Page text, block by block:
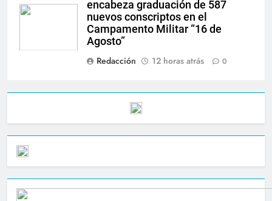
encabeza graduación de 587
nuevos conscriptos en el
Campamento Militar “16 de
Agosto”
Redacción
12 horas atrás 0